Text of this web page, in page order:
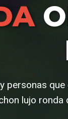
personas
lujo ronda